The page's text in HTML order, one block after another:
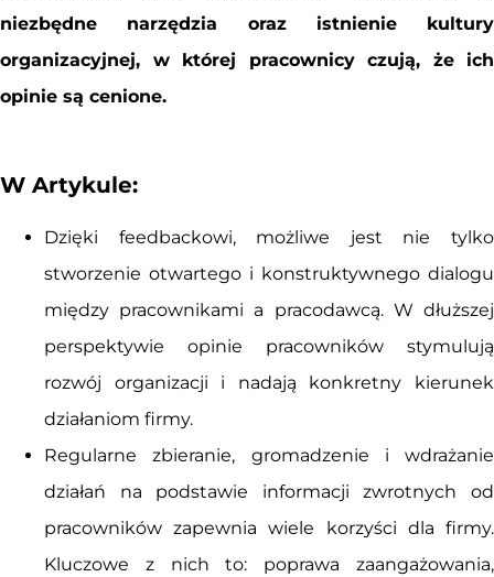
niezbędne narzędzia oraz istnienie kultury
organizacyjnej, w której pracownicy czują, że ich
opinie są cenione.
W Artykule:
Dzięki feedbackowi, możliwe jest nie tylko
stworzenie otwartego i konstruktywnego dialogu
między pracownikami a pracodawcą. W dłuższej
perspektywie opinie pracowników stymulują
rozwój organizacji i nadają konkretny kierunek
działaniom firmy.
Regularne zbieranie, gromadzenie i wdrażanie
działań na podstawie informacji zwrotnych od
pracowników zapewnia wiele korzyści dla firmy.
Kluczowe z nich to: poprawa zaangażowania,